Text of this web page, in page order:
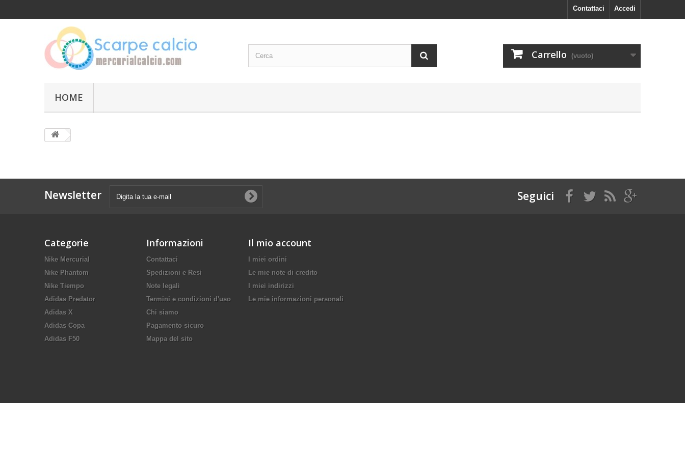
Accedi
Contattaci
Carrello (vuoto)
HOME
Newsletter Seguici
Categorie
Nike Mercurial
Nike Phantom
Nike Tiempo
Adidas Predator
Adidas X
Adidas Copa
Adidas F50
Informazioni
Contattaci
Spedizioni e Resi
Note legali
Termini e condizioni d'uso
Chi siamo
Pagamento sicuro
Mappa del sito
Il mio account
I miei ordini
Le mie note di credito
I miei indirizzi
Le mie informazioni personali